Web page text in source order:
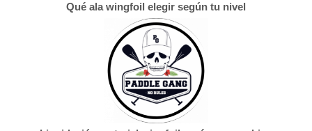
Qué ala wingfoil elegir según tu nivel